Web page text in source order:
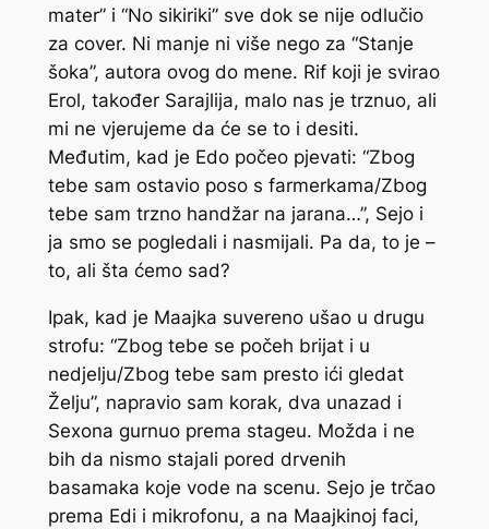
mater” i “No sikiriki” sve dok se nije odlučio
za cover. Ni manje ni više nego za “Stanje
šoka”, autora ovog do mene. Rif koji je svirao
Erol, također Sarajlija, malo nas je trznuo, ali
mi ne vjerujeme da će se to i desiti.
Međutim, kad je Edo počeo pjevati: “Zbog
tebe sam ostavio poso s farmerkama/Zbog
tebe sam trzno handžar na jarana…”, Sejo i
ja smo se pogledali i nasmijali. Pa da, to je –
to, ali šta ćemo sad?
Ipak, kad je Maajka suvereno ušao u drugu
strofu: “Zbog tebe se počeh brijat i u
nedjelju/Zbog tebe sam presto ići gledat
Želju”, napravio sam korak, dva unazad i
Sexona gurnuo prema stageu. Možda i ne
bih da nismo stajali pored drvenih
basamaka koje vode na scenu. Sejo je trčao
prema Edi i mikrofonu, a na Maajkinoj faci,